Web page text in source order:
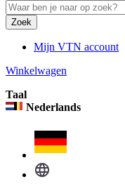
Zoek
Mijn VTN account
Winkelwagen
Taal
Nederlands